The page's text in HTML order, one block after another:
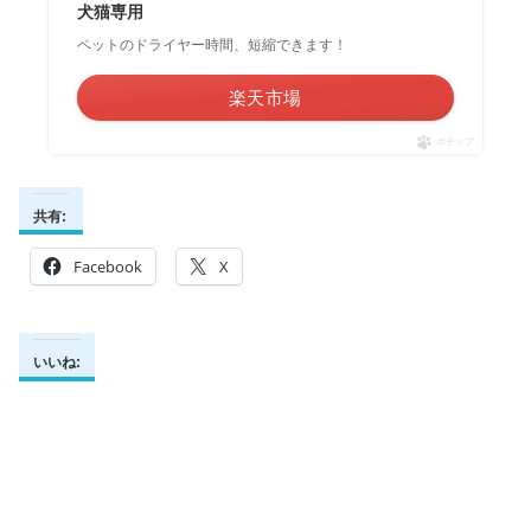
犬猫専用
ペットのドライヤー時間、短縮できます！
楽天市場
ポチップ
共有:
Facebook X
いいね: